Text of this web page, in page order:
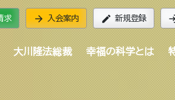
求 arrow_forward 入会案内 edit 新規登録
大川隆法総裁 幸福の科学とは